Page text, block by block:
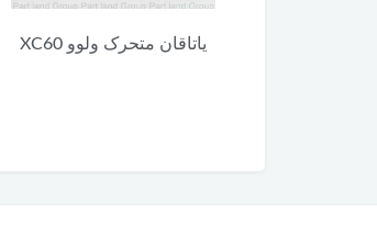
یاتاقان متحرک ولوو XC60